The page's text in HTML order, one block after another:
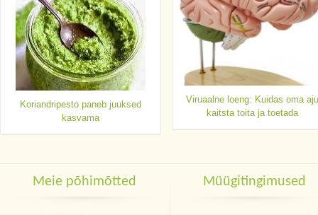
Koriandripesto paneb juuksed
kasvama
Viruaalne loeng: Kuidas oma aju
kaitsta toita ja toetada
Meie põhimõtted Müügitingimused